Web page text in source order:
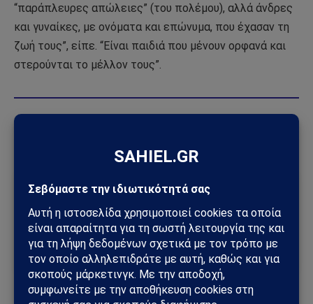
“παράπλευρες απώλειες” (του πολέμου), αλλά άνδρες
και γυναίκες, με ονόματα και επώνυμα, που έχασαν τη
ζωή τους”, είπε. “Είναι παιδιά που μένουν ορφανά και
στερούνται το μέλλον τους”.
Ακολούθησε το Sahiel στο Google News
Πρόσθεσε το Sahiel ως προτιμώμενη πηγή για να λαμβάνεις
πρώτος τις σημαντικότερες ειδήσεις και αναλύσεις.
Add as a preferred source